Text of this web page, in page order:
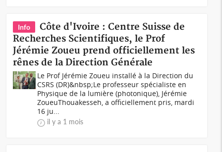
Info
Côte d'Ivoire : Centre Suisse de
Recherches Scientifiques, le Prof
Jérémie Zoueu prend officiellement les
rênes de la Direction Générale
Le Prof Jérémie Zoueu installé à la Direction du
CSRS (DR)&nbsp;Le professeur spécialiste en
Physique de la lumière (photonique), Jérémie
ZoueuThouakesseh, a officiellement pris, mardi
16 ju...
il y a 1 mois